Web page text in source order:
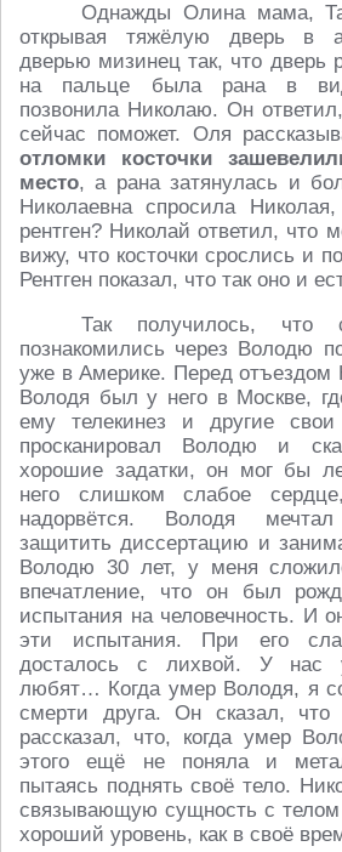
Однажды Олина мама,
открывая тяжёлую дверь в
дверью мизинец так, что дверь
на пальце была рана в
позвонила Николаю. Он
сейчас поможет. Оля
отломки косточки
место, а рана затянулась и
Николаевна спросила
рентген? Николай ответил, что
вижу, что косточки срослись и
Рентген показал, что так оно и
Так получилось,
познакомились через Володю
уже в Америке. Перед отъездом
Володя был у него в Москве,
ему телекинез и другие
просканировал Володю и
хорошие задатки, он мог бы
него слишком слабое
надорвётся. Володя
защитить диссертацию и
Володю 30 лет, у меня
впечатление, что он был
испытания на человечность. И
эти испытания. При его
досталось с лихвой. У
любят… Когда умер Володя, я
смерти друга. Он сказал,
рассказал, что, когда умер
этого ещё не поняла и
пытаясь поднять своё тело.
связывающую сущность с
хороший уровень, как в своё